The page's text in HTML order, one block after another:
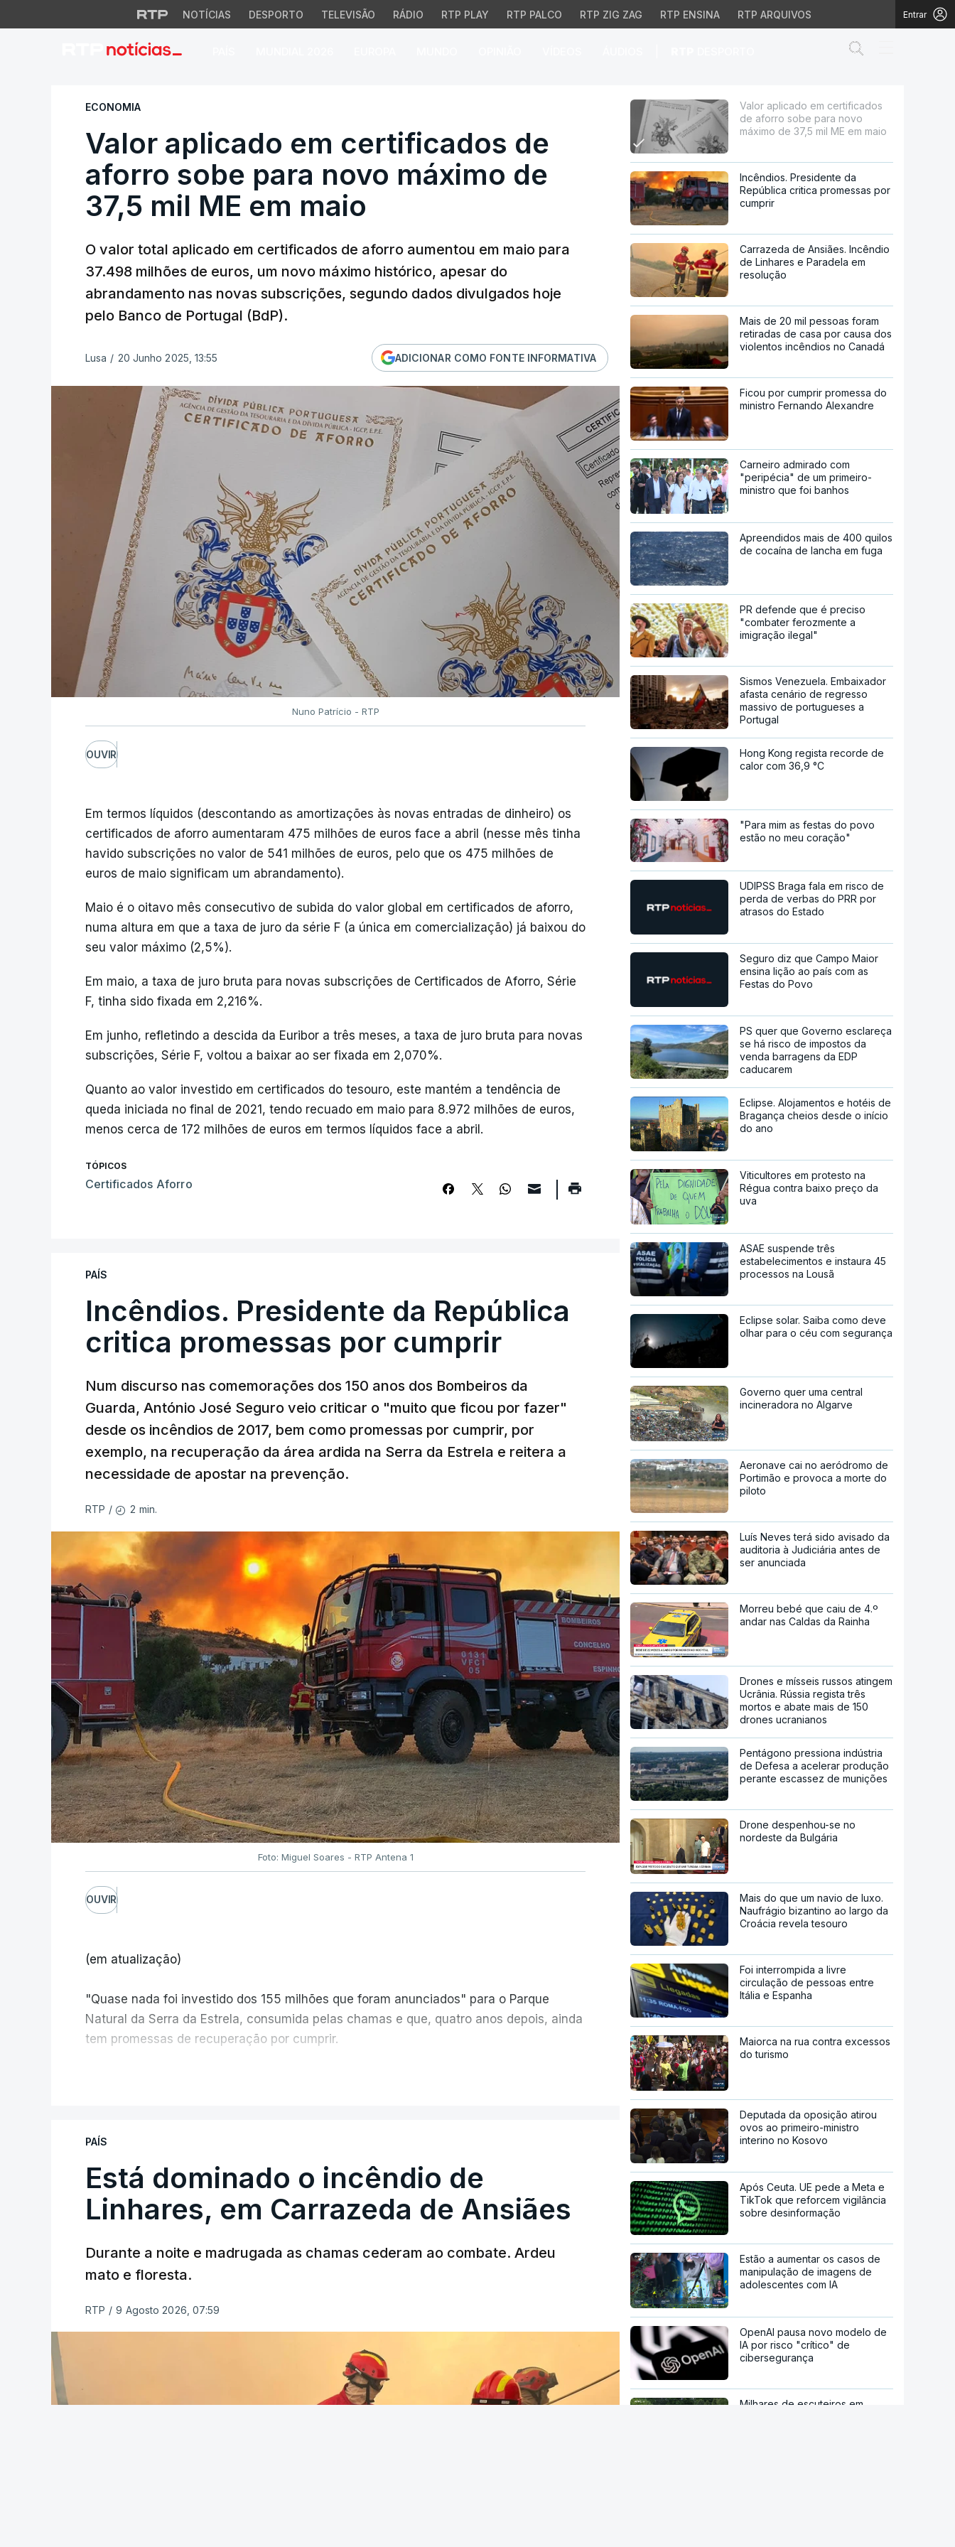
NOTÍCIAS DESPORTO TELEVISÃO RÁDIO RTP PLAY RTP PALCO RTP ZIG ZAG RTP ENSINA RTP ARQUIVOS Entrar
Valor aplicado em certificados de aforro sobe para novo máximo
ECONOMIA
Valor aplicado em certificados de
aforro sobe para novo máximo de
37,5 mil ME em maio
O valor total aplicado em certificados de aforro aumentou em maio para
37.498 milhões de euros, um novo máximo histórico, apesar do
abrandamento nas novas subscrições, segundo dados divulgados hoje
pelo Banco de Portugal (BdP).
Lusa / 20 Junho 2025, 13:55 ADICIONAR COMO FONTE INFORMATIVA
Nuno Patrício - RTP
OUVIR
Em termos líquidos (descontando as amortizações às novas entradas de dinheiro) os
certificados de aforro aumentaram 475 milhões de euros face a abril (nesse mês tinha
havido subscrições no valor de 541 milhões de euros, pelo que os 475 milhões de
euros de maio significam um abrandamento).
Maio é o oitavo mês consecutivo de subida do valor global em certificados de aforro,
numa altura em que a taxa de juro da série F (a única em comercialização) já baixou do
seu valor máximo (2,5%).
Em maio, a taxa de juro bruta para novas subscrições de Certificados de Aforro, Série
F, tinha sido fixada em 2,216%.
Em junho, refletindo a descida da Euribor a três meses, a taxa de juro bruta para novas
subscrições, Série F, voltou a baixar ao ser fixada em 2,070%.
Quanto ao valor investido em certificados do tesouro, este mantém a tendência de
queda iniciada no final de 2021, tendo recuado em maio para 8.972 milhões de euros,
menos cerca de 172 milhões de euros em termos líquidos face a abril.
TÓPICOS
Certificados Aforro
PAÍS
Incêndios. Presidente da República
critica promessas por cumprir
Num discurso nas comemorações dos 150 anos dos Bombeiros da
Guarda, António José Seguro veio criticar o "muito que ficou por fazer"
desde os incêndios de 2017, bem como promessas por cumprir, por
exemplo, na recuperação da área ardida na Serra da Estrela e reitera a
necessidade de apostar na prevenção.
RTP / 2 min.
Foto: Miguel Soares - RTP Antena 1
OUVIR
(em atualização)
"Quase nada foi investido dos 155 milhões que foram anunciados" para o Parque
Natural da Serra da Estrela, consumida pelas chamas e que, quatro anos depois, ainda
tem promessas de recuperação por cumprir.
ERRO 100
ERROR ON HTML5 MEDIA ELEMENT
PAÍS
Está dominado o incêndio de
Linhares, em Carrazeda de Ansiães
Durante a noite e madrugada as chamas cederam ao combate. Ardeu
mato e floresta.
RTP / 9 Agosto 2026, 07:59
Valor aplicado em certificados
de aforro sobe para novo
máximo de 37,5 mil ME em maio
Incêndios. Presidente da
República critica promessas por
cumprir
Carrazeda de Ansiães. Incêndio
de Linhares e Paradela em
resolução
Mais de 20 mil pessoas foram
retiradas de casa por causa dos
violentos incêndios no Canadá
Ficou por cumprir promessa do
ministro Fernando Alexandre
Carneiro admirado com
"peripécia" de um primeiro-
ministro que foi banhos
Apreendidos mais de 400 quilos
de cocaína de lancha em fuga
PR defende que é preciso
"combater ferozmente a
imigração ilegal"
Sismos Venezuela. Embaixador
afasta cenário de regresso
massivo de portugueses a
Portugal
Hong Kong regista recorde de
calor com 36,9 °C
"Para mim as festas do povo
estão no meu coração"
UDIPSS Braga fala em risco de
perda de verbas do PRR por
atrasos do Estado
Seguro diz que Campo Maior
ensina lição ao país com as
Festas do Povo
PS quer que Governo esclareça
se há risco de impostos da
venda barragens da EDP
caducarem
Eclipse. Alojamentos e hotéis de
Bragança cheios desde o início
do ano
Viticultores em protesto na
Régua contra baixo preço da
uva
ASAE suspende três
estabelecimentos e instaura 45
processos na Lousã
Eclipse solar. Saiba como deve
olhar para o céu com segurança
Governo quer uma central
incineradora no Algarve
Aeronave cai no aeródromo de
Portimão e provoca a morte do
piloto
Luís Neves terá sido avisado da
auditoria à Judiciária antes de
ser anunciada
Morreu bebé que caiu de 4.º
andar nas Caldas da Rainha
Drones e mísseis russos atingem
Ucrânia. Rússia regista três
mortos e abate mais de 150
drones ucranianos
Pentágono pressiona indústria
de Defesa a acelerar produção
perante escassez de munições
Drone despenhou-se no
nordeste da Bulgária
Mais do que um navio de luxo.
Naufrágio bizantino ao largo da
Croácia revela tesouro
Foi interrompida a livre
circulação de pessoas entre
Itália e Espanha
Maiorca na rua contra excessos
do turismo
Deputada da oposição atirou
ovos ao primeiro-ministro
interino no Kosovo
Após Ceuta. UE pede a Meta e
TikTok que reforcem vigilância
sobre desinformação
Estão a aumentar os casos de
manipulação de imagens de
adolescentes com IA
OpenAI pausa novo modelo de
IA por risco "crítico" de
cibersegurança
Milhares de escuteiros em